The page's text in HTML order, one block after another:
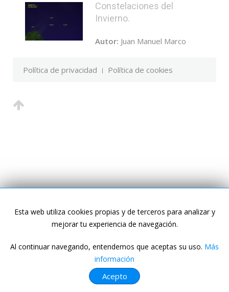
Constelaciones del
Invierno.
Autor: Juan Manuel Marco
Esta web utiliza cookies propias y de terceros para analizar y
mejorar tu experiencia de navegación.
Al continuar navegando, entendemos que aceptas su uso. Más
información
Acepto
Política de privacidad Política de cookies